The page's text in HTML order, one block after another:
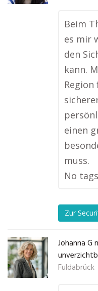
Beim
es mir
den
kann.
einen
muss.
No
Zur
Johanna G
Fuldabrück